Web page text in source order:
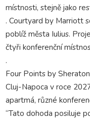
místnosti, stejně jako
. Courtyard by Marriott
poblíž města Iulius.
čtyři konferenční
.
Four Points by
Cluj-Napoca v roce
apartmá, různé
“Tato dohoda posiluje